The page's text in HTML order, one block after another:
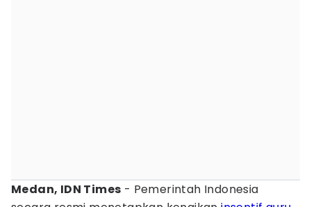
Medan, IDN Times - Pemerintah Indonesia